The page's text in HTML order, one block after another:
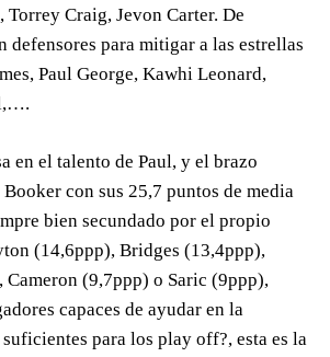
Torrey Craig, Jevon Carter. De
defensores para mitigar a las estrellas
Paul George, Kawhi Leonard,
en el talento de Paul, y el brazo
con sus 25,7 puntos de media
bien secundado por el propio
(14,6ppp), Bridges (13,4ppp),
Cameron (9,7ppp) o Saric (9ppp),
capaces de ayudar en la
para los play off?, esta es la